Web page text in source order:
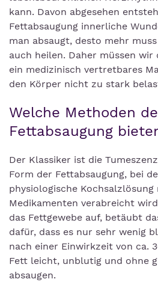
kann. Davon abgesehen
Fettabsaugung innerliche
man absaugt, desto mehr
auch heilen. Daher müssen
ein medizinisch vertretbares
den Körper nicht zu stark
Welche Methoden
Fettabsaugung
Der Klassiker ist die
Form der Fettabsaugung, bei
physiologische
Medikamenten verabreicht
das Fettgewebe auf, betäubt
dafür, dass es nur sehr wenig
nach einer Einwirkzeit von ca.
Fett leicht, unblutig und ohne
absaugen.